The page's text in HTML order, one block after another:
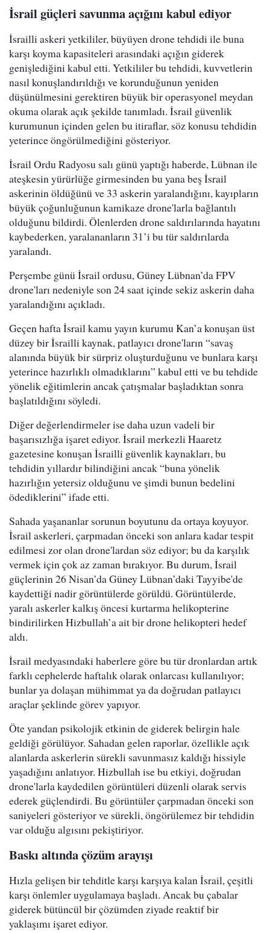
İsrail güçleri savunma açığını kabul ediyor
İsrailli askeri yetkililer, büyüyen drone tehdidi ile buna
karşı koyma kapasiteleri arasındaki açığın giderek
genişlediğini kabul etti. Yetkililer bu tehdidi, kuvvetlerin
nasıl konuşlandırıldığı ve korunduğunun yeniden
düşünülmesini gerektiren büyük bir operasyonel meydan
okuma olarak açık şekilde tanımladı. İsrail güvenlik
kurumunun içinden gelen bu itiraflar, söz konusu tehdidin
yeterince öngörülmediğini gösteriyor.
İsrail Ordu Radyosu salı günü yaptığı haberde, Lübnan ile
ateşkesin yürürlüğe girmesinden bu yana beş İsrail
askerinin öldüğünü ve 33 askerin yaralandığını, kayıpların
büyük çoğunluğunun kamikaze drone'larla bağlantılı
olduğunu bildirdi. Ölenlerden drone saldırılarında hayatını
kaybederken, yaralananların 31’i bu tür saldırılarda
yaralandı.
Perşembe günü İsrail ordusu, Güney Lübnan’da FPV
drone'ları nedeniyle son 24 saat içinde sekiz askerin daha
yaralandığını açıkladı.
Geçen hafta İsrail kamu yayın kurumu Kan’a konuşan üst
düzey bir İsrailli kaynak, patlayıcı drone'ların “savaş
alanında büyük bir sürpriz oluşturduğunu ve bunlara karşı
yeterince hazırlıklı olmadıklarını” kabul etti ve bu tehdide
yönelik eğitimlerin ancak çatışmalar başladıktan sonra
başlatıldığını söyledi.
Diğer değerlendirmeler ise daha uzun vadeli bir
başarısızlığa işaret ediyor. İsrail merkezli Haaretz
gazetesine konuşan İsrailli güvenlik kaynakları, bu
tehdidin yıllardır bilindiğini ancak “buna yönelik
hazırlığın yetersiz olduğunu ve şimdi bunun bedelini
ödediklerini” ifade etti.
Sahada yaşananlar sorunun boyutunu da ortaya koyuyor.
İsrail askerleri, çarpmadan önceki son anlara kadar tespit
edilmesi zor olan drone'lardan söz ediyor; bu da karşılık
vermek için çok az zaman bırakıyor. Bu durum, İsrail
güçlerinin 26 Nisan’da Güney Lübnan’daki Tayyibe'de
kaydettiği nadir görüntülerde görüldü. Görüntülerde,
yaralı askerler kalkış öncesi kurtarma helikopterine
bindirilirken Hizbullah’a ait bir drone helikopteri hedef
aldı.
İsrail medyasındaki haberlere göre bu tür dronlardan artık
farklı cephelerde haftalık olarak onlarcası kullanılıyor;
bunlar ya dolaşan mühimmat ya da doğrudan patlayıcı
araçlar şeklinde görev yapıyor.
Öte yandan psikolojik etkinin de giderek belirgin hale
geldiği görülüyor. Sahadan gelen raporlar, özellikle açık
alanlarda askerlerin sürekli savunmasız kaldığı hissiyle
yaşadığını anlatıyor. Hizbullah ise bu etkiyi, doğrudan
drone'larla kaydedilen görüntüleri düzenli olarak servis
ederek güçlendirdi. Bu görüntüler çarpmadan önceki son
saniyeleri gösteriyor ve sürekli, öngörülemez bir tehdidin
var olduğu algısını pekiştiriyor.
Baskı altında çözüm arayışı
Hızla gelişen bir tehditle karşı karşıya kalan İsrail, çeşitli
karşı önlemler uygulamaya başladı. Ancak bu çabalar
giderek bütüncül bir çözümden ziyade reaktif bir
yaklaşımı işaret ediyor.